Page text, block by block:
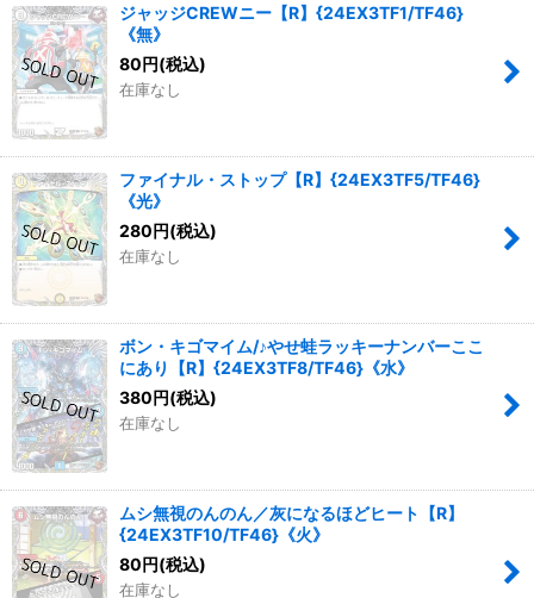
ジャッジCREWニー【R】{24EX3TF1/TF46}
《無》
80円(税込)
在庫なし
ファイナル・ストップ【R】{24EX3TF5/TF46}
《光》
280円(税込)
在庫なし
ボン・キゴマイム/♪やせ蛙ラッキーナンバーここ
にあり【R】{24EX3TF8/TF46}《水》
380円(税込)
在庫なし
ムシ無視のんのん／灰になるほどヒート【R】
{24EX3TF10/TF46}《火》
80円(税込)
在庫なし